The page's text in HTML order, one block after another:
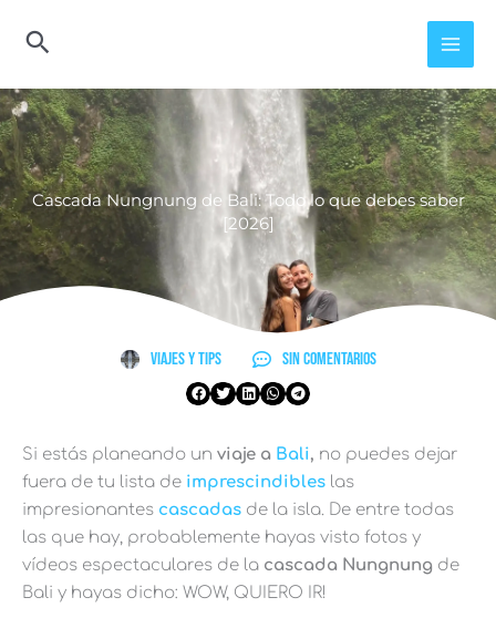
Cascada Nungnung de Bali: Todo lo que debes saber
[2026]
Viajes y Tips Sin comentarios
Si estás planeando un viaje a Bali, no puedes dejar
fuera de tu lista de imprescindibles las
impresionantes cascadas de la isla. De entre todas
las que hay, probablemente hayas visto fotos y
vídeos espectaculares de la cascada Nungnung de
Bali y hayas dicho: WOW, QUIERO IR!